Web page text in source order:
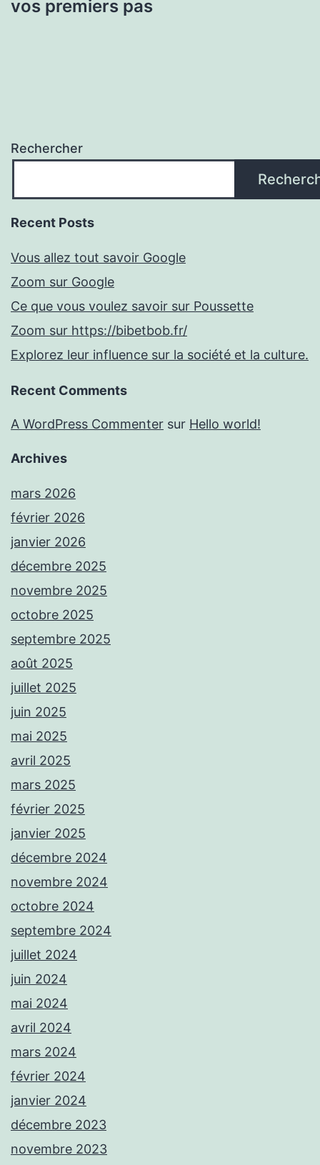
vos premiers pas
Rechercher
Recent Posts
Vous allez tout savoir Google
Zoom sur Google
Ce que vous voulez savoir sur Poussette
Zoom sur https://bibetbob.fr/
Explorez leur influence sur la société et la culture.
Recent Comments
A WordPress Commenter sur Hello world!
Archives
mars 2026
février 2026
janvier 2026
décembre 2025
novembre 2025
octobre 2025
septembre 2025
août 2025
juillet 2025
juin 2025
mai 2025
avril 2025
mars 2025
février 2025
janvier 2025
décembre 2024
novembre 2024
octobre 2024
septembre 2024
juillet 2024
juin 2024
mai 2024
avril 2024
mars 2024
février 2024
janvier 2024
décembre 2023
novembre 2023